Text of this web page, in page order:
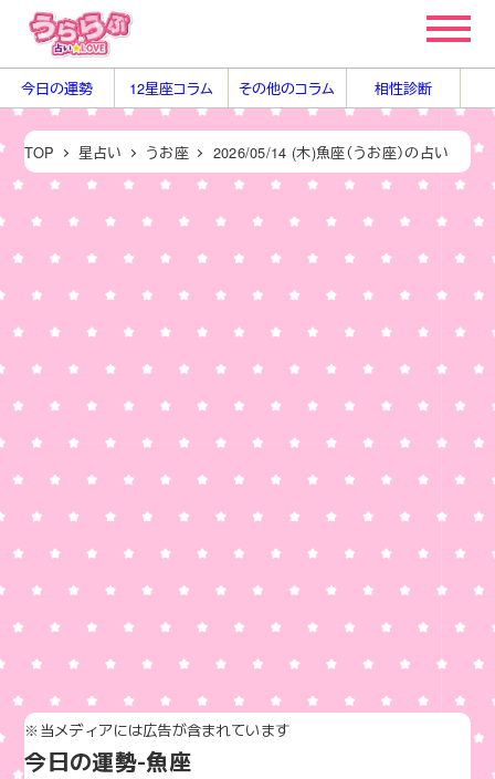
ン
コ
ン
ツ
へ
移
動
今日の運勢 12星座コラム その他のコラム 相性診断
TOP 星占い うお座 2026/05/14 (木)魚座（うお座）の占い
※当メディアには広告が含まれています
今日の運勢-魚座